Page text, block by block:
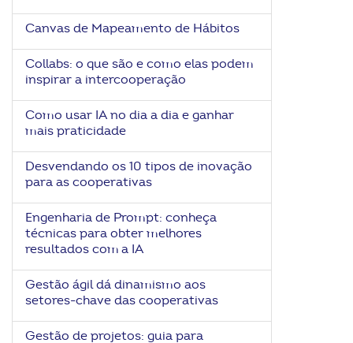
Canvas de Mapeamento de Hábitos
Collabs: o que são e como elas podem
inspirar a intercooperação
Como usar IA no dia a dia e ganhar
mais praticidade
Desvendando os 10 tipos de inovação
para as cooperativas
Engenharia de Prompt: conheça
técnicas para obter melhores
resultados com a IA
Gestão ágil dá dinamismo aos
setores-chave das cooperativas
Gestão de projetos: guia para